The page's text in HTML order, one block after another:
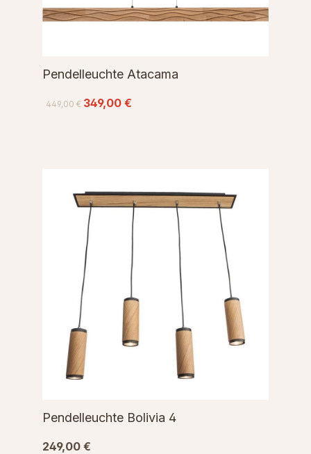
Pendelleuchte Atacama
449,00 € 349,00 €
Pendelleuchte Bolivia 4
249,00 €